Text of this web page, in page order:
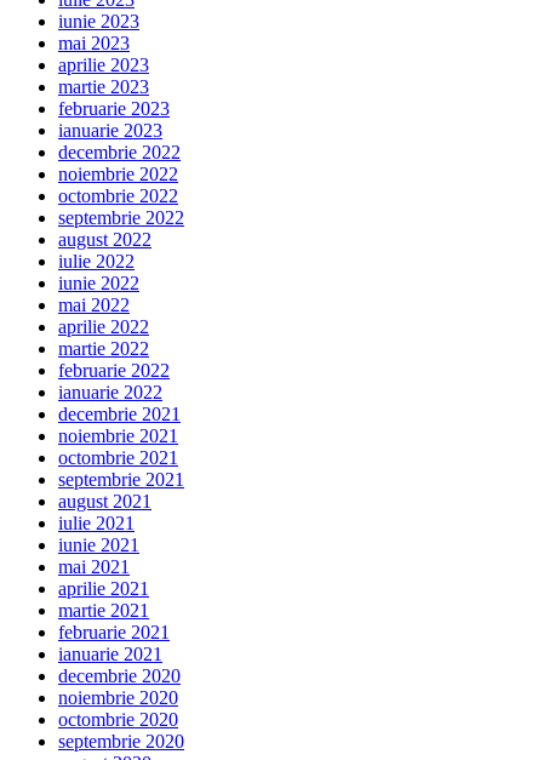
iunie 2023
mai 2023
aprilie 2023
martie 2023
februarie 2023
ianuarie 2023
decembrie 2022
noiembrie 2022
octombrie 2022
septembrie 2022
august 2022
iulie 2022
iunie 2022
mai 2022
aprilie 2022
martie 2022
februarie 2022
ianuarie 2022
decembrie 2021
noiembrie 2021
octombrie 2021
septembrie 2021
august 2021
iulie 2021
iunie 2021
mai 2021
aprilie 2021
martie 2021
februarie 2021
ianuarie 2021
decembrie 2020
noiembrie 2020
octombrie 2020
septembrie 2020